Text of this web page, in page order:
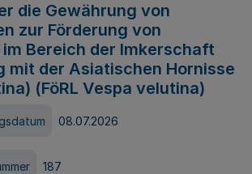
die Gewährung von
zur Förderung von
Bereich der Imkerschaft
mit der Asiatischen Hornisse
(FöRL Vespa velutina)
08.07.2026
187